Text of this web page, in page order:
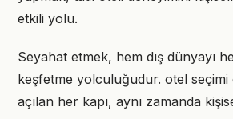
etkili yolu.
Seyahat etmek, hem dış dünyayı
keşfetme yolculuğudur. otel seçimi
açılan her kapı, aynı zamanda